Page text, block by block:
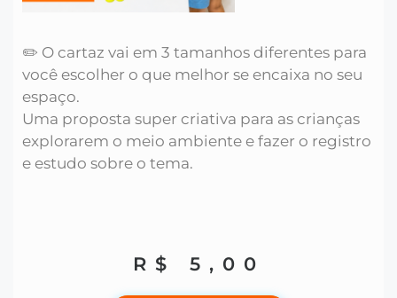
✏️ O cartaz vai em 3 tamanhos diferentes para
você escolher o que melhor se encaixa no seu
espaço.
Uma proposta super criativa para as crianças
explorarem o meio ambiente e fazer o registro
e estudo sobre o tema.
R$ 5,00